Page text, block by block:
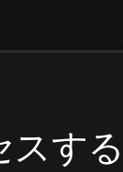
スする